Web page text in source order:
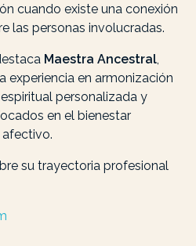
cuando existe una conexión
las personas involucradas.
Maestra Ancestral,
experiencia en armonización
personalizada y
en el bienestar
su trayectoria profesional